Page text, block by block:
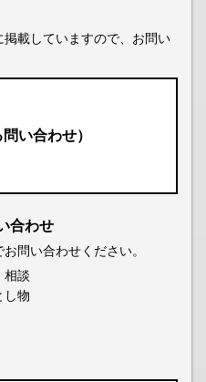
載していますので、お問い
い合わせ）
合わせ
問い合わせください。
相談
し物